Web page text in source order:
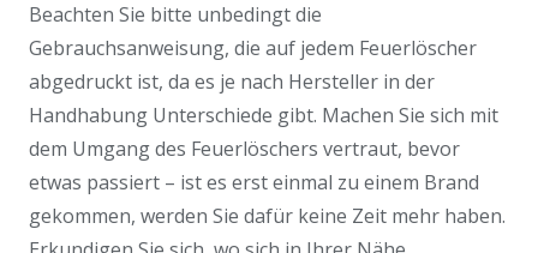
Beachten Sie bitte unbedingt die
Gebrauchsanweisung, die auf jedem Feuerlöscher
abgedruckt ist, da es je nach Hersteller in der
Handhabung Unterschiede gibt. Machen Sie sich mit
dem Umgang des Feuerlöschers vertraut, bevor
etwas passiert – ist es erst einmal zu einem Brand
gekommen, werden Sie dafür keine Zeit mehr haben.